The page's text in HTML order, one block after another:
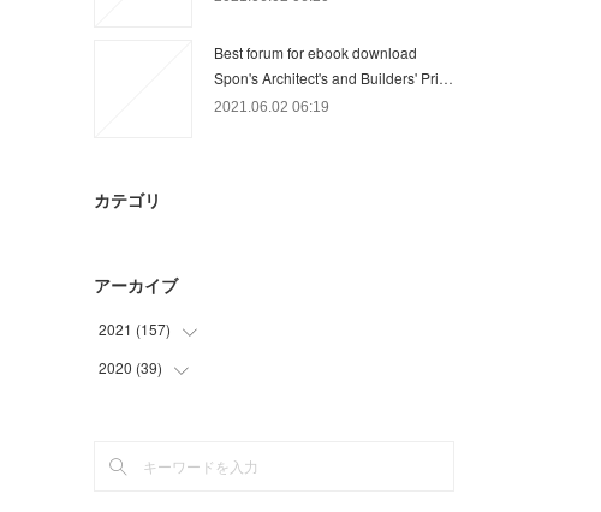
Best forum for ebook download
Spon's Architect's and Builders' Pri…
2021.06.02 06:19
カテゴリ
アーカイブ
2021 (157)
(9
(
2020 (39)
(